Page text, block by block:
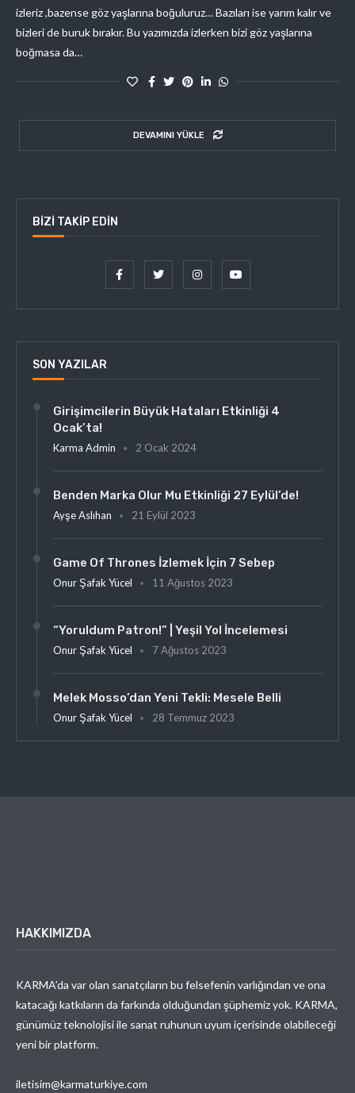
izleriz ,bazense göz yaşlarına boğuluruz… Bazıları ise yarım kalır ve
bizleri de buruk bırakır. Bu yazımızda izlerken bizi göz yaşlarına
boğmasa da…
DEVAMINI YÜKLE
BIZI TAKIP EDIN
SON YAZILAR
Girişimcilerin Büyük Hataları Etkinliği 4
Ocak’ta!
Karma Admin 2 Ocak 2024
Benden Marka Olur Mu Etkinliği 27 Eylül’de!
Ayşe Aslıhan 21 Eylül 2023
Game Of Thrones İzlemek İçin 7 Sebep
Onur Şafak Yücel 11 Ağustos 2023
“Yoruldum Patron!” | Yeşil Yol İncelemesi
Onur Şafak Yücel 7 Ağustos 2023
Melek Mosso’dan Yeni Tekli: Mesele Belli
Onur Şafak Yücel 28 Temmuz 2023
HAKKIMIZDA
KARMA’da var olan sanatçıların bu felsefenin varlığından ve ona
katacağı katkıların da farkında olduğundan şüphemiz yok. KARMA,
günümüz teknolojisi ile sanat ruhunun uyum içerisinde olabileceği
yeni bir platform.
iletisim@karmaturkiye.com